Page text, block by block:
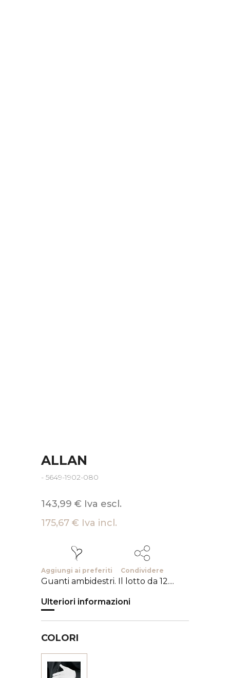
ALLAN
- 5649-1902-080
143,99 € Iva escl.
175,67 € Iva incl.
Aggiungi ai preferiti Condividere
Guanti ambidestri. Il lotto da 12....
Ulteriori informazioni
COLORI